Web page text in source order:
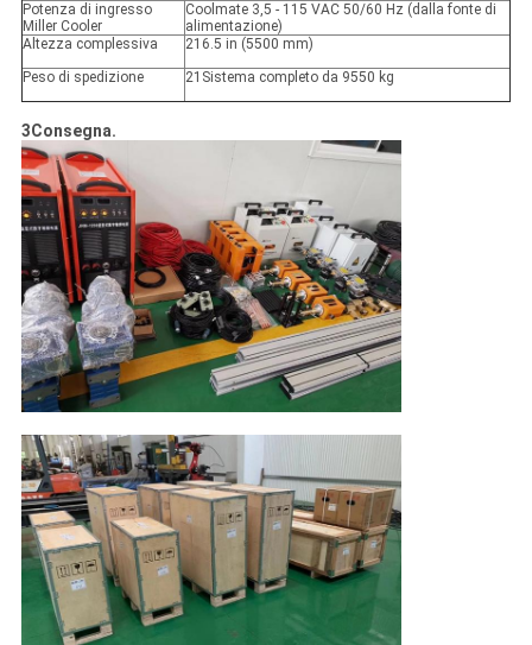
Potenza di ingresso
Miller Cooler
Coolmate 3,5 - 115 VAC 50/60 Hz (dalla fonte di
alimentazione)
Altezza complessiva
216.5 in (5500 mm)
Peso di spedizione
21Sistema completo da 9550 kg
3Consegna.